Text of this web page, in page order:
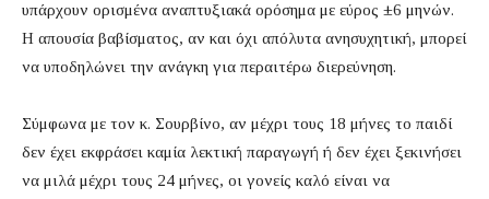
υπάρχουν ορισμένα αναπτυξιακά ορόσημα με εύρος ±6 μηνών.
Η απουσία βαβίσματος, αν και όχι απόλυτα ανησυχητική, μπορεί
να υποδηλώνει την ανάγκη για περαιτέρω διερεύνηση.
Σύμφωνα με τον κ. Σουρβίνο, αν μέχρι τους 18 μήνες το παιδί
δεν έχει εκφράσει καμία λεκτική παραγωγή ή δεν έχει ξεκινήσει
να μιλά μέχρι τους 24 μήνες, οι γονείς καλό είναι να